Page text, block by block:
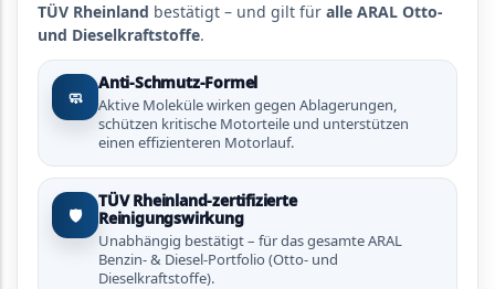
TÜV Rheinland bestätigt – und gilt für alle ARAL Otto-
und Dieselkraftstoffe.
🧼
Anti-Schmutz-Formel
Aktive Moleküle wirken gegen Ablagerungen,
schützen kritische Motorteile und unterstützen
einen effizienteren Motorlauf.
🛡️
TÜV Rheinland-zertifizierte
Reinigungswirkung
Unabhängig bestätigt – für das gesamte ARAL
Benzin- & Diesel-Portfolio (Otto- und
Dieselkraftstoffe).